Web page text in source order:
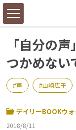
「自分の
つかめない
声 山崎広子
デイリーBOOKウ
2018/8/11